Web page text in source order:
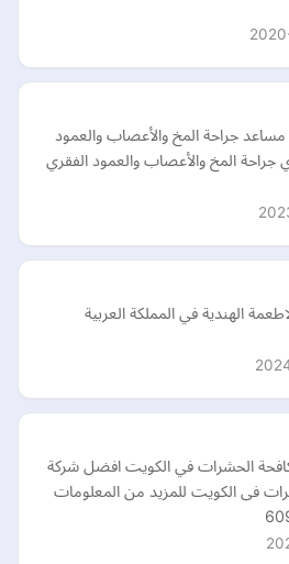
مساعد جراحة المخ والأعصاب والعمود
جراحة المخ والأعصاب والعمود الفقري
الهندية في المملكة العربية
لمكافحة الحشرات في الكويت افضل شركة
فى الكويت للمزيد من المعلومات